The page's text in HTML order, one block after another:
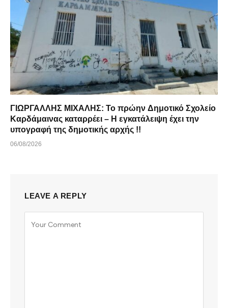
ΓΙΩΡΓΑΛΛΗΣ ΜΙΧΑΛΗΣ: Το πρώην Δημοτικό Σχολείο
Καρδάμαινας καταρρέει – Η εγκατάλειψη έχει την
υπογραφή της δημοτικής αρχής !!
06/08/2026
LEAVE A REPLY